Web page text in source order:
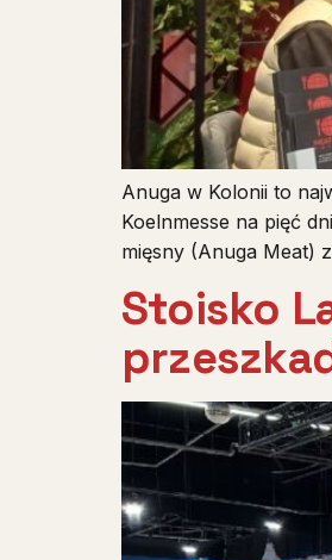
Anuga w Kolonii to
Koelnmesse na pięć
mięsny (Anuga Meat)
Stoisko